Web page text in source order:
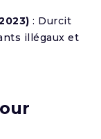
: Durcit
illégaux et